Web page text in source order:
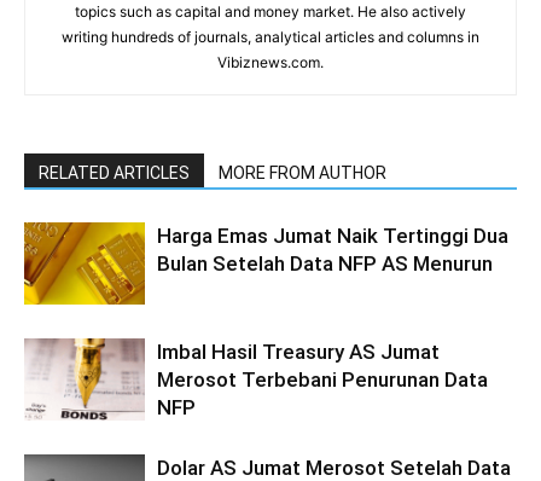
topics such as capital and money market. He also actively
writing hundreds of journals, analytical articles and columns in
Vibiznews.com.
RELATED ARTICLES MORE FROM AUTHOR
Harga Emas Jumat Naik Tertinggi Dua
Bulan Setelah Data NFP AS Menurun
Imbal Hasil Treasury AS Jumat
Merosot Terbebani Penurunan Data
NFP
Dolar AS Jumat Merosot Setelah Data